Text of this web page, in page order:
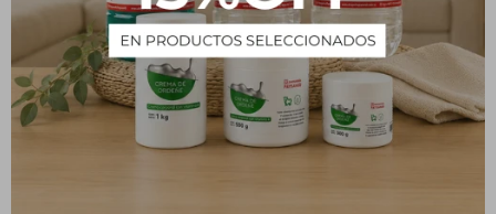
Detergente Concentrado -
1 L
$ 114
Detergente Concentrado -
5 L
448